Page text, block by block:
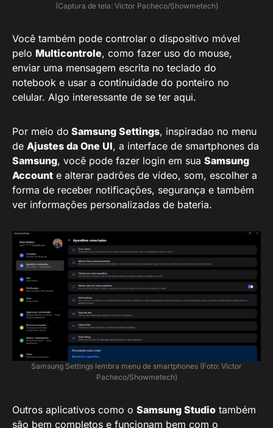
(Captura de tela: Victor Pacheco/Showmetech)
Você também pode controlar o dispositivo móvel
pelo Multicontrole, como fazer uso do mouse,
enviar uma mensagem escrita no teclado do
notebook e usar a continuidade do ponteiro no
celular. Algo interessante de se ter aqui.
Por meio do Samsung Settings, inspiradao no menu
de Ajustes da One UI, a interface de smartphones da
Samsung, você pode fazer login em sua Samsung
Account e alterar padrões de vídeo, som, escolher a
forma de receber notificações, segurança e também
ver informações personalizadas de bateria.
Samsung Settings lembra menu de smartphones (Foto: Victor
Pacheco/Showmetech)
Outros aplicativos como o Samsung Studio também
são bem completos e funcionam bem com o